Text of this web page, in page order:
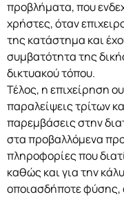
προβλήματα, που
χρήστες, όταν
της κατάστημα και
συμβατότητα της
δικτυακού τόπου.
Τέλος, η επιχείρηση
παραλείψεις τρίτων
παρεμβάσεις στην
στα προβαλλόμενα
πληροφορίες που
καθώς και για την
οποιασδήποτε φύσης,